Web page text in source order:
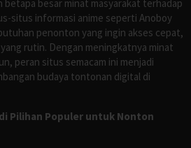
betapa besar minat masyarakat terhadap
situs informasi anime seperti Anoboy
penonton yang ingin akses cepat,
rutin. Dengan meningkatnya minat
peran situs semacam ini menjadi
budaya tontonan digital di
Pilihan Populer untuk Nonton